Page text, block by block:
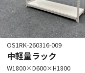
OS1RK-260316-009
中軽量ラック
W1800×D600×H1800